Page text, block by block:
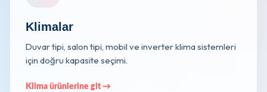
Klimalar
Duvar tipi, salon tipi, mobil ve inverter klima sistemleri
için doğru kapasite seçimi.
Klima ürünlerine git →